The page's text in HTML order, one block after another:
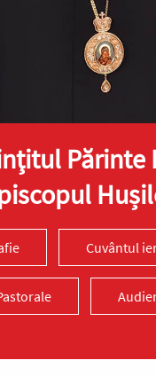
Părinte
Cuvântul